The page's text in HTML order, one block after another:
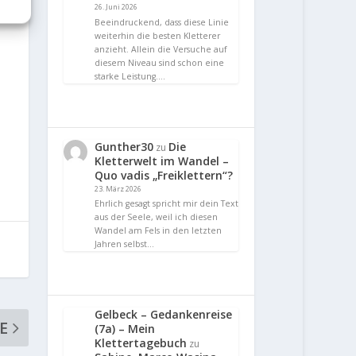
26. Juni 2026
Beeindruckend, dass diese Linie
weiterhin die besten Kletterer
anzieht. Allein die Versuche auf
diesem Niveau sind schon eine
starke Leistung.…
Gunther30 zu Die
Kletterwelt im Wandel –
Quo vadis „Freiklettern“?
23. März 2026
Ehrlich gesagt spricht mir dein Text
aus der Seele, weil ich diesen
Wandel am Fels in den letzten
Jahren selbst…
Gelbeck – Gedankenreise
(7a) – Mein
Klettertagebuch zu